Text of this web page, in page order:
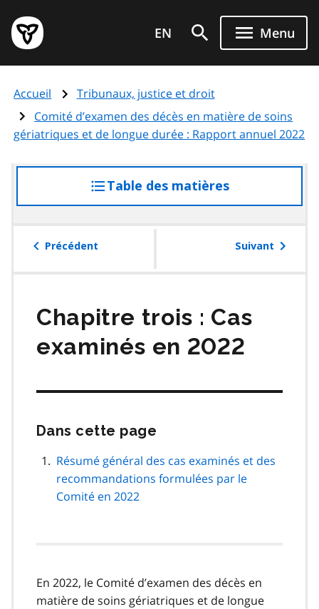
au
contenu
principal
Page
d'accueil
de
l'Ontario
EN Menu
Accueil
Tribunaux, justice et droit
Comité d’examen des décès en matière de soins
gériatriques et de longue durée : Rapport annuel 2022
Table des matières
à
table
Précédent Suivant
Chapitre trois : Cas
examinés en 2022
Dans cette page
navigation
page
Résumé général des cas examinés et des
recommandations formulées par le
Comité en 2022
En 2022, le Comité d’examen des décès en
matière de soins gériatriques et de longue